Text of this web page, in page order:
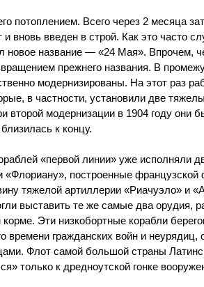
потоплением. Всего через 2 месяца
вновь введен в строй. Как это часто
новое название — «24 Мая». Впрочем,
прежнего названия. В
модернизированы. На этот раз
в частности, установили две
второй модернизации в 1904 году они
к концу.
«первой линии» уже исполняли
«Флориану», построенные
тяжелой артиллерии «Риачуэло» и
выставить те же самые два орудия,
Эти низкобортные корабли
времени гражданских войн и неурядиц,
Флот самой большой страны
только к дредноутской гонке